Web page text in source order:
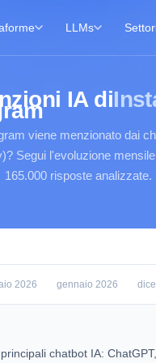
LLMs
IA di
viene menzionato dai
Segui l'evoluzione
165.000 risposte analizzate.
2026 gennaio 2026
chatbot IA: